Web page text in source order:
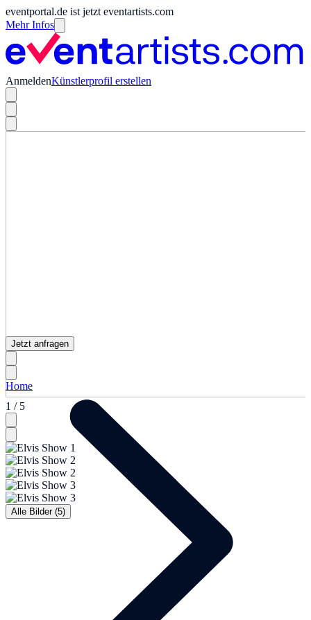
eventportal.de ist jetzt eventartists.com
Mehr Infos
AnmeldenKünstlerprofil erstellen
1 / 5
Alle Bilder (5)
Jetzt anfragen
Home